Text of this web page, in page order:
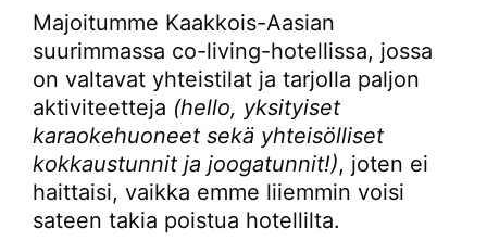
Majoitumme Kaakkois-Aasian
suurimmassa co-living-hotellissa, jossa
on valtavat yhteistilat ja tarjolla paljon
aktiviteetteja (hello, yksityiset
karaokehuoneet sekä yhteisölliset
kokkaustunnit ja joogatunnit!), joten ei
haittaisi, vaikka emme liiemmin voisi
sateen takia poistua hotellilta.